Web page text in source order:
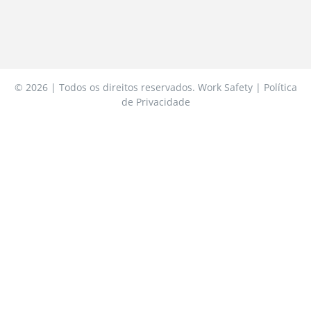
© 2026 | Todos os direitos reservados. Work Safety | Política
de Privacidade